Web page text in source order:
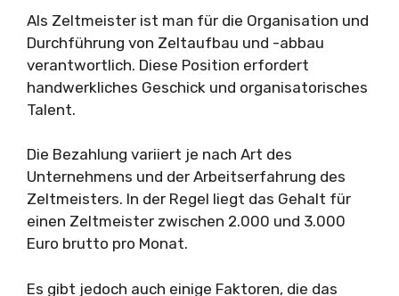
Als Zeltmeister ist man für die Organisation und
Durchführung von Zeltaufbau und -abbau
verantwortlich. Diese Position erfordert
handwerkliches Geschick und organisatorisches
Talent.
Die Bezahlung variiert je nach Art des
Unternehmens und der Arbeitserfahrung des
Zeltmeisters. In der Regel liegt das Gehalt für
einen Zeltmeister zwischen 2.000 und 3.000
Euro brutto pro Monat.
Es gibt jedoch auch einige Faktoren, die das